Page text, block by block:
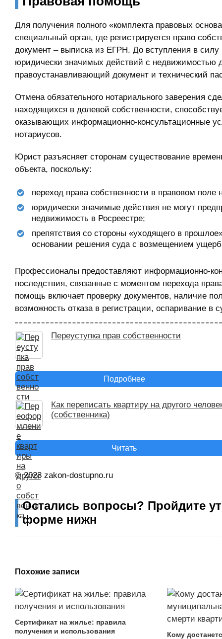
Для получения полного «комплекта правовых
специальный орган, где регистрируется право
документ – выписка из ЕГРН. До вступления в
юридически значимых действий с недвижимостью
правоустанавливающий документ и технический
Отмена обязательного нотариального заверения
находящихся в долевой собственности,
оказывающих информационно-консультационные
нотариусов.
Юрист разъясняет сторонам существование
объекта, поскольку:
переход права собственности в правовом поле
юридически значимые действия не могут
недвижимость в Росреестре;
препятствия со стороны «уходящего в
основании решения суда с возмещением
Профессионалы предоставляют информационно-
последствия, связанные с моментом перехода
помощь включает проверку документов, наличие
возможность отказа в регистрации, оспаривание в
Переуступка прав собственности
Подробнее
Как переписать квартиру на другого
(собственника)
Читать
© 2023 zakon-dostupno.ru
Остались вопросы? Пройдите
форме нижн
Похожие записи
Сертификат на жилье: правила
получения и использования
Кому